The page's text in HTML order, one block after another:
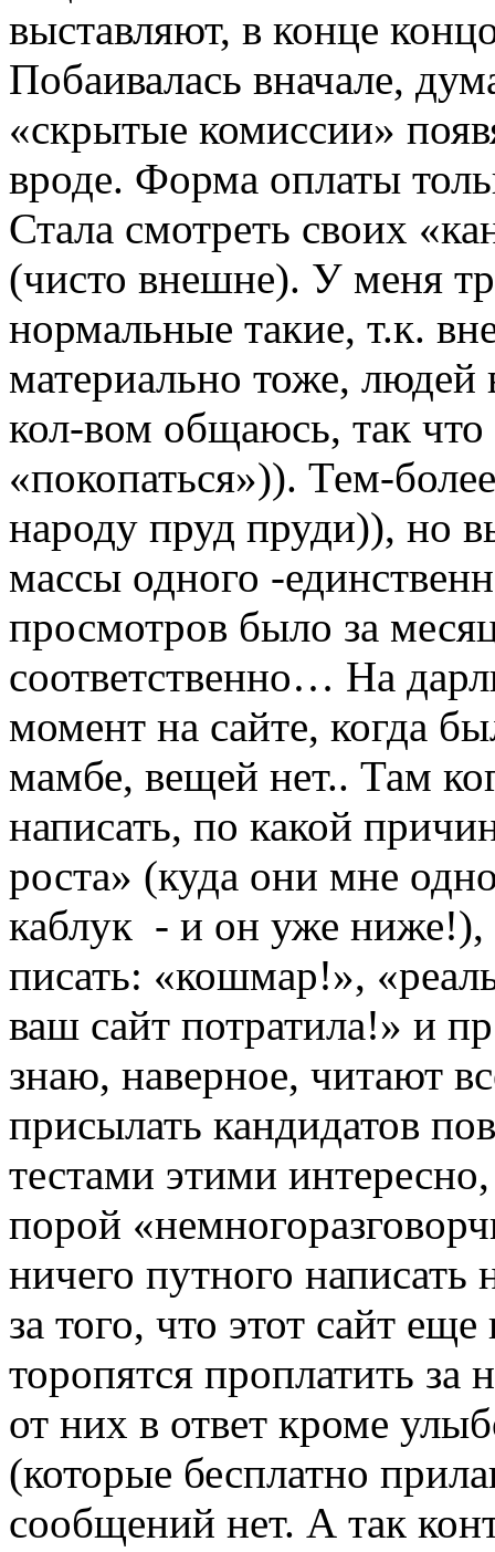
выставляют, в конце
Побаивалась вначале,
«скрытые комиссии»
вроде. Форма оплаты
Стала смотреть своих
(чисто внешне). У меня
нормальные такие, т.к.
материально тоже,
кол-вом общаюсь, так что
«покопаться»)). Тем-
народу пруд пруди)), но
массы одного -
просмотров было за
соответственно… На
момент на сайте, когда
мамбе, вещей нет.. Там
написать, по какой
роста» (куда они мне
каблук - и он уже ниже!),
писать: «кошмар!»,
ваш сайт потратила!» и
знаю, наверное, читают
присылать кандидатов
тестами этими
порой
ничего путного
за того, что этот сайт
торопятся проплатить
от них в ответ кроме
(которые бесплатно
сообщений нет. А так